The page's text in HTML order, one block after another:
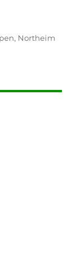
, Northeim